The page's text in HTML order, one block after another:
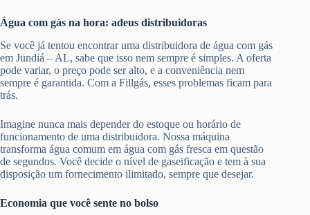
Água com gás na hora: adeus distribuidoras
Se você já tentou encontrar uma distribuidora de água com gás
em Jundiá – AL, sabe que isso nem sempre é simples. A oferta
pode variar, o preço pode ser alto, e a conveniência nem
sempre é garantida. Com a Fillgás, esses problemas ficam para
trás.
Imagine nunca mais depender do estoque ou horário de
funcionamento de uma distribuidora. Nossa máquina
transforma água comum em água com gás fresca em questão
de segundos. Você decide o nível de gaseificação e tem à sua
disposição um fornecimento ilimitado, sempre que desejar.
Economia que você sente no bolso